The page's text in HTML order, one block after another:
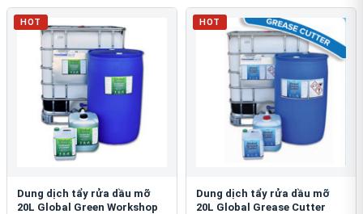
HOT
Dung dịch tẩy rửa dầu mỡ
20L Global Green Workshop
HOT
Dung dịch tẩy rửa dầu mỡ
20L Global Grease Cutter